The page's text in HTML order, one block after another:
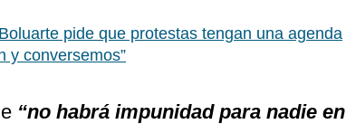
pide que protestas tengan una agenda
y conversemos”
“no habrá impunidad para nadie en